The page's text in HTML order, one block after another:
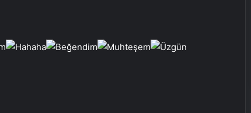
Hizmetlerinde Güçlü Panel